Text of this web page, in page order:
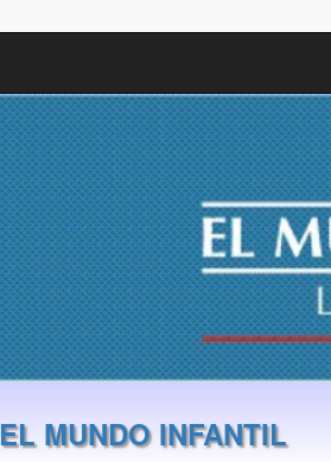
EL MUNDO INFANTIL